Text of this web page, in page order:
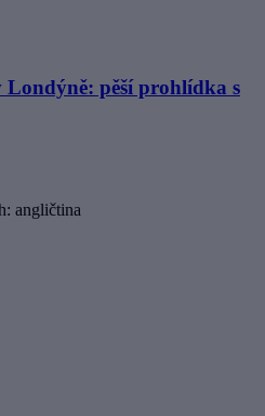
Londýně: pěší prohlídka s
angličtina